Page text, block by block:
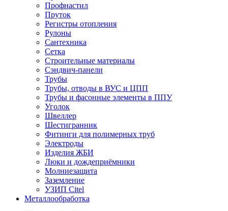
Профнастил
Пруток
Регистры отопления
Рулоны
Сантехника
Сетка
Строительные материалы
Сэндвич-панели
Трубы
Трубы, отводы в ВУС и ЦПП
Трубы и фасонные элементы в ППУ
Уголок
Швеллер
Шестигранник
Фитинги для полимерных труб
Электроды
Изделия ЖБИ
Люки и дождеприёмники
Молниезащита
Заземление
УЗИП Citel
Металлообработка